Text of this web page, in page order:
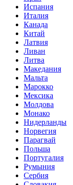
Испания
Италия
Канада
Китай
Латвия
Ливан
Литва
Македания
Мальта
Марокко
Мексика
Молдова
Монако
Нидерланды
Норвегия
Парагвай
Польша
Португалия
Румыния
Сербия